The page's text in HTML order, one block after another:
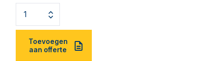
Toevoegen
aan offerte